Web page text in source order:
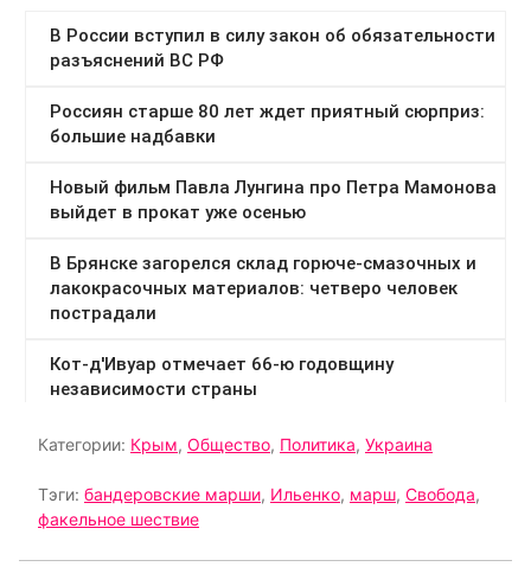
Категории: Крым, Общество, Политика, Украина
Тэги: бандеровские марши, Ильенко, марш, Свобода,
факельное шествие